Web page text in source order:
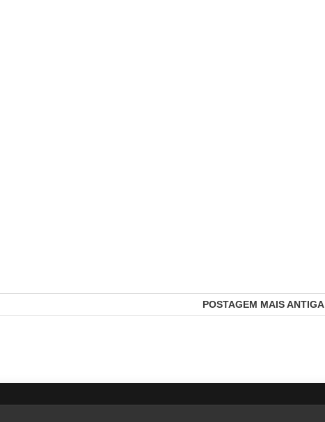
POSTAGEM MAIS ANTIGA